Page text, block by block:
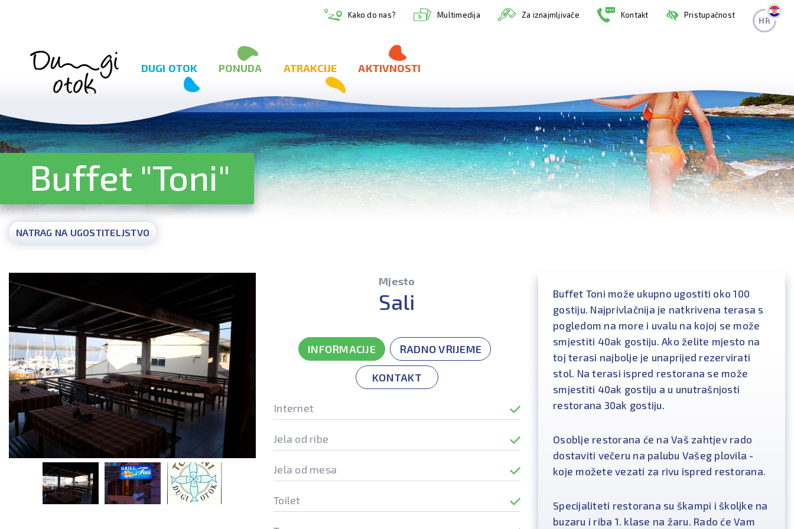
Kako do nas? Multimedija Za iznajmljivače Kontakt Pristupačnost
HR
DUGI OTOK PONUDA ATRAKCIJE AKTIVNOSTI
Buffet "Toni"
NATRAG NA UGOSTITELJSTVO
Mjesto
Sali
INFORMACIJE RADNO VRIJEME
KONTAKT
Internet
Jela od ribe
Jela od mesa
Toilet
Buffet Toni može ukupno ugostiti oko 100
gostiju. Najprivlačnija je natkrivena terasa s
pogledom na more i uvalu na kojoj se može
smjestiti 40ak gostiju. Ako želite mjesto na
toj terasi najbolje je unaprijed rezervirati
stol. Na terasi ispred restorana se može
smjestiti 40ak gostiju a u unutrašnjosti
restorana 30ak gostiju.
Osoblje restorana će na Vaš zahtjev rado
dostaviti večeru na palubu Vašeg plovila -
koje možete vezati za rivu ispred restorana.
Specijaliteti restorana su škampi i školjke na
buzaru i riba 1. klase na žaru. Rado će Vam